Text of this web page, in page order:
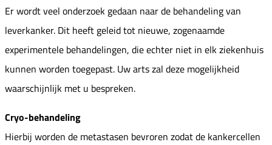
Er wordt veel onderzoek gedaan naar de behandeling van
leverkanker. Dit heeft geleid tot nieuwe, zogenaamde
experimentele behandelingen, die echter niet in elk ziekenhuis
kunnen worden toegepast. Uw arts zal deze mogelijkheid
waarschijnlijk met u bespreken.
Cryo-behandeling
Hierbij worden de metastasen bevroren zodat de kankercellen